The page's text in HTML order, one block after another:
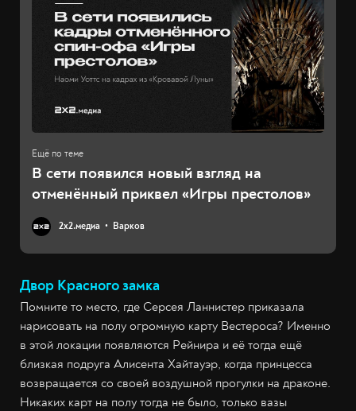
В сети появился новый взгляд на
отменённый приквел «Игры престолов»
2х2.медиа Варков
Двор Красного замка
Помните то место, где Серсея Ланнистер приказала
нарисовать на полу огромную карту Вестероса? Именно
в этой локации появляются Рейнира и её тогда ещё
близкая подруга Алисента Хайтауэр, когда принцесса
возвращается со своей воздушной прогулки на драконе.
Никаких карт на полу тогда не было, только вазы